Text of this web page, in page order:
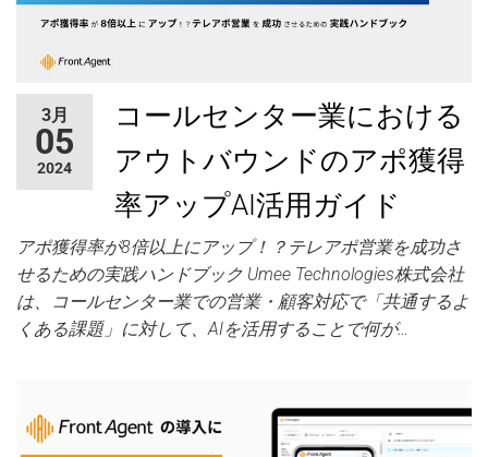
3月
05
2024
コールセンター業における
アウトバウンドのアポ獲得
率アップAI活用ガイド
アポ獲得率が8倍以上にアップ！？テレアポ営業を成功さ
せるための実践ハンドブック Umee Technologies株式会社
は、コールセンター業での営業・顧客対応で「共通するよ
くある課題」に対して、AIを活用することで何が…